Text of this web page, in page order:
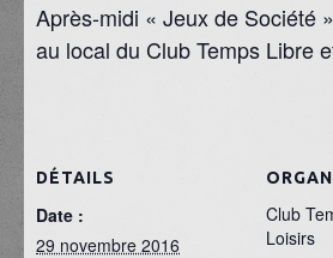
Après-midi « Jeux de Société
au local du Club Temps Libre
DÉTAILS
Date :
29 novembre 2016
Club
Loisirs